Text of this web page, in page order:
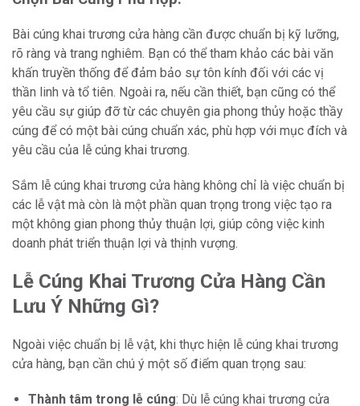
Bài cúng khai trương cửa hàng cần được chuẩn bị kỹ lưỡng,
rõ ràng và trang nghiêm. Bạn có thể tham khảo các bài văn
khấn truyền thống để đảm bảo sự tôn kính đối với các vị
thần linh và tổ tiên. Ngoài ra, nếu cần thiết, bạn cũng có thể
yêu cầu sự giúp đỡ từ các chuyên gia phong thủy hoặc thầy
cúng để có một bài cúng chuẩn xác, phù hợp với mục đích và
yêu cầu của lễ cúng khai trương.
Sắm lễ cúng khai trương cửa hàng không chỉ là việc chuẩn bị
các lễ vật mà còn là một phần quan trọng trong việc tạo ra
một không gian phong thủy thuận lợi, giúp công việc kinh
doanh phát triển thuận lợi và thịnh vượng.
Lễ Cúng Khai Trương Cửa Hàng Cần
Lưu Ý Những Gì?
Ngoài việc chuẩn bị lễ vật, khi thực hiện lễ cúng khai trương
cửa hàng, bạn cần chú ý một số điểm quan trọng sau:
Thành tâm trong lễ cúng: Dù lễ cúng khai trương cửa